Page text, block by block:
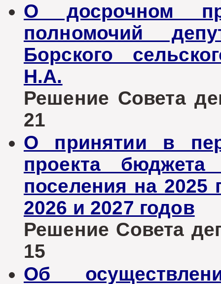
О досрочном
полномочий
Борского
Н.А.
Решение Совета
21
О принятии в
проекта бюджета
поселения на
2026 и 2027 годов
Решение Совета
15
Об